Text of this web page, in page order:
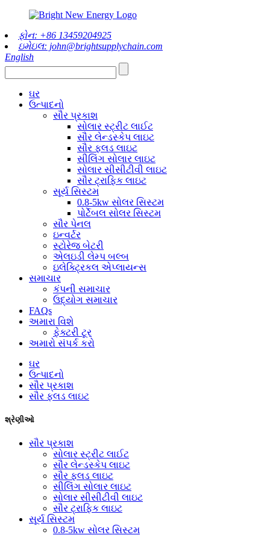
ફોન: +86 13459204925
ઇમેઇલ: john@brightsupplychain.com
English
ઘર
ઉત્પાદનો
સૌર પ્રકાશ
સોલાર સ્ટ્રીટ લાઈટ
સૌર લેન્ડસ્કેપ લાઇટ
સૌર ફ્લડ લાઇટ
સીલિંગ સોલાર લાઇટ
સોલાર સીસીટીવી લાઇટ
સૌર ટ્રાફિક લાઇટ
સૂર્ય સિસ્ટમ
0.8-5kw સોલર સિસ્ટમ
પોર્ટેબલ સોલર સિસ્ટમ
સૌર પેનલ
ઇન્વર્ટર
સ્ટોરેજ બેટરી
એલઇડી લેમ્પ બલ્બ
ઇલેક્ટ્રિકલ એપ્લાયન્સ
સમાચાર
કંપની સમાચાર
ઉદ્યોગ સમાચાર
FAQs
અમારા વિશે
ફેક્ટરી ટૂર
અમારો સંપર્ક કરો
ઘર
ઉત્પાદનો
સૌર પ્રકાશ
સૌર ફ્લડ લાઇટ
શ્રેણીઓ
સૌર પ્રકાશ
સોલાર સ્ટ્રીટ લાઈટ
સૌર લેન્ડસ્કેપ લાઇટ
સૌર ફ્લડ લાઇટ
સીલિંગ સોલાર લાઇટ
સોલાર સીસીટીવી લાઇટ
સૌર ટ્રાફિક લાઇટ
સૂર્ય સિસ્ટમ
0.8-5kw સોલર સિસ્ટમ